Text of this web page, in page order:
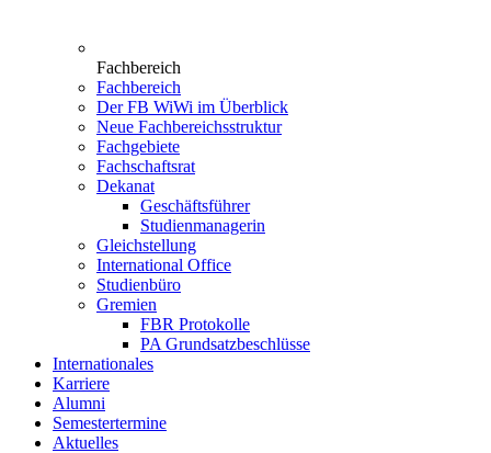
Fachbereich
Fachbereich
Der FB WiWi im Überblick
Neue Fachbereichsstruktur
Fachgebiete
Fachschaftsrat
Dekanat
Geschäftsführer
Studienmanagerin
Gleichstellung
International Office
Studienbüro
Gremien
FBR Protokolle
PA Grundsatzbeschlüsse
Internationales
Karriere
Alumni
Semestertermine
Aktuelles